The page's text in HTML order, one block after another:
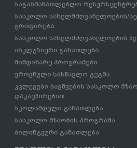
საგანმანათლებლო
სასკოლო სახელმძღვანელოების/
გრიფირება
სასკოლო სახელმძღვანელოების
ინკლუზიური განათლება
მიმდინარე პროგრამები
ეროვნული სასწავლო გეგმა
კვლევები ბავშვების სასკოლო
დაკავშირებით
სკოლამდელი განათლება
სასკოლო მზაობის პროგრამა
ბილინგვური განათლება